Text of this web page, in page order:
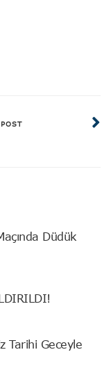
Düdük
Tarihi Geceyle